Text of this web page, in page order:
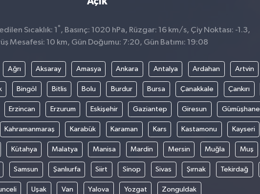
Sıcaklık: 1 ° , Basınç: 1020 hPa, Rüzgar: 16 km/s, Çiy Noktası: -1.3,
Mesafesi: 10 km, Gün Doğumu: 7:20, Gün Batımı: 19:08
Ağrı Aksaray Amasya Ankara Antalya Ardahan Artvin
Bingöl Bitlis Bolu Burdur Bursa Çanakkale Çankırı
Erzincan Erzurum Eskişehir Gaziantep Giresun Gümüşhane
Kahramanmaraş Karabük Karaman Kars Kastamonu Kayseri
Kütahya Malatya Manisa Mardin Mersin Muğla Muş
Samsun Şanlıurfa Siirt Sinop Sivas Şırnak Tekirdağ
Uşak Van Yalova Yozgat Zonguldak